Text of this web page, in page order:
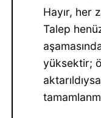
Hayır, her
Talep
yüksektir;